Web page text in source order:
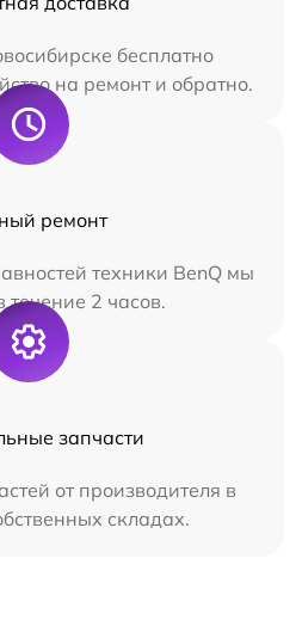
бесплатно
на ремонт и обратно.
ремонт
техники BenQ мы
течение 2 часов.
запчасти
от производителя в
складах.